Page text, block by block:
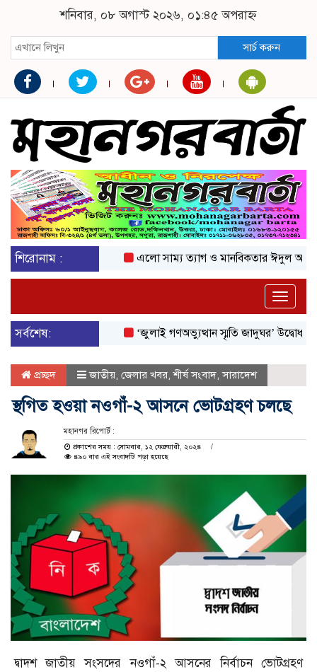
শনিবার, ০৮ অগাস্ট ২০২৬, ০১:৪৫ অপরাহ্ন
সার্চ করুন
শিরোনাম : এলো সাম্য ত্যাগ ও মানবিকতার ঈদুল আজহা
Toggle
সর্বশেষ:
‘জুলাই গণঅভ্যুত্থান স্মৃতি জাদুঘর’ উদ্বোধন করলেন
প্রচ্ছদ জাতীয়, জেলার খবর,শীর্ষ সংবাদ,সারাদেশ
স্থগিত হওয়া নওগাঁ-২ আসনে ভোটগ্রহণ চলছে
মহানগর রিপোর্ট :
প্রকাশের সময় : সোমবার, ১২ ফেব্রুয়ারী, ২০২৪
৪৯০ বার এই সংবাদটি পড়া হয়েছে
দ্বাদশ জাতীয় সংসদের নওগাঁ-২ আসনের নির্বাচন ভোটগ্রহণ